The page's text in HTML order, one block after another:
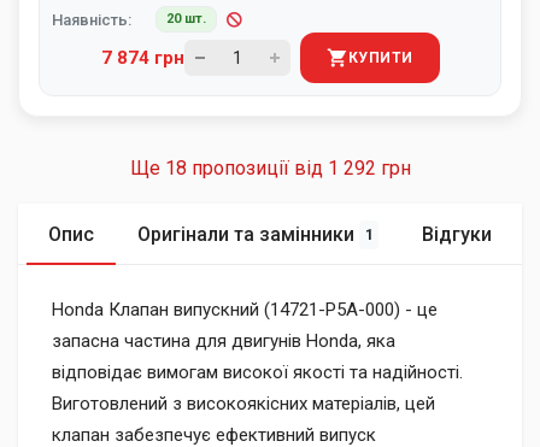
Наявність: 20 шт.
7 874 грн КУПИТИ
Ще 18 пропозиції від 1 292 грн
Опис Оригінали та замінники 1 Відгуки
Honda Клапан випускний (14721-P5A-000) - це
запасна частина для двигунів Honda, яка
відповідає вимогам високої якості та надійності.
Виготовлений з високоякісних матеріалів, цей
клапан забезпечує ефективний випуск